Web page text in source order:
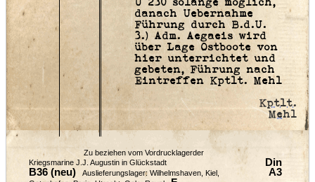
danach Uebernahme
Führung durch B.d.U.
3.) Adm. Aegaeis wird
über Lage Ostboote von
hier unterrichtet und
gebeten, Führung nach
Eintreffen Kptlt. Mehl
Kptlt.
Mehl
Zu beziehen vom Vordrucklagerder
Kriegsmarine J.J. Augustin in Glückstadt
B36 (neu) Auslieferungslager: Wilhelmshaven, Kiel,
Din
A3